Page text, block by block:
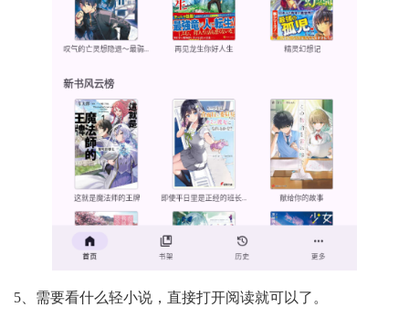
5、需要看什么轻小说，直接打开阅读就可以了。